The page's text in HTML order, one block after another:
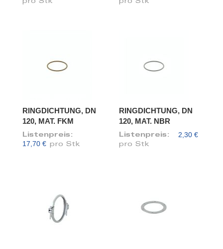
pro Stk pro Stk
RINGDICHTUNG, DN
120, MAT. FKM
Listenpreis:
17,70 € pro Stk
RINGDICHTUNG, DN
120, MAT. NBR
Listenpreis: 2,30 €
pro Stk